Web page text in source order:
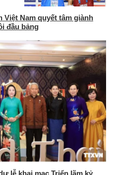
Việt Nam quyết tâm giành
đầu bảng
lễ khai mạc Triển lãm kỷ